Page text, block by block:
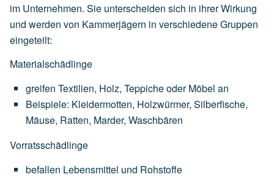
im Unternehmen. Sie unterscheiden sich in ihrer Wirkung
und werden von Kammerjägern in verschiedene Gruppen
eingeteilt:
Materialschädlinge
greifen Textilien, Holz, Teppicheoder Möbel an
Beispiele: Kleidermotten, Holzwürmer, Silberfische,
Mäuse, Ratten, Marder, Waschbären
Vorratsschädlinge
befallen Lebensmittel und Rohstoffe